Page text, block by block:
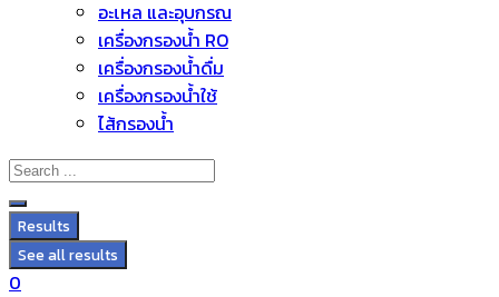
อะไหล่ และอุปกรณ์
เครื่องกรองน้ำ RO
เครื่องกรองน้ำดื่ม
เครื่องกรองน้ำใช้
ไส้กรองน้ำ
Results
See all results
0